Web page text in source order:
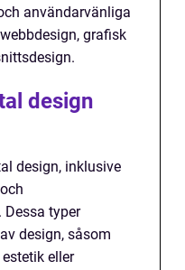
användarvänliga
grafisk
design
design, inklusive
typer
design, såsom
eller